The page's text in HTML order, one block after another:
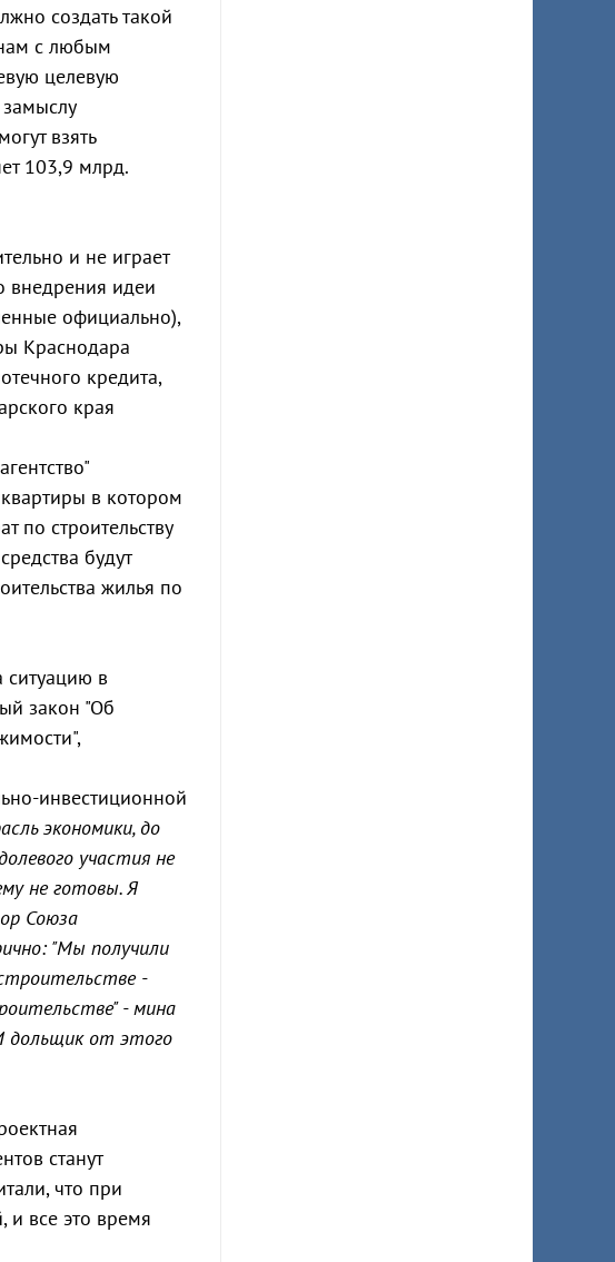
создать такой
с любым
целевую
взять
103,9 млрд.
и не играет
внедрения идеи
официально),
Краснодара
кредита,
края
в котором
по строительству
будут
жилья по
в
закон "Об
инвестиционной
экономики, до
участия не
не готовы. Я
Союза
"Мы получили
-
- мина
дольщик от этого
станут
что при
все это время